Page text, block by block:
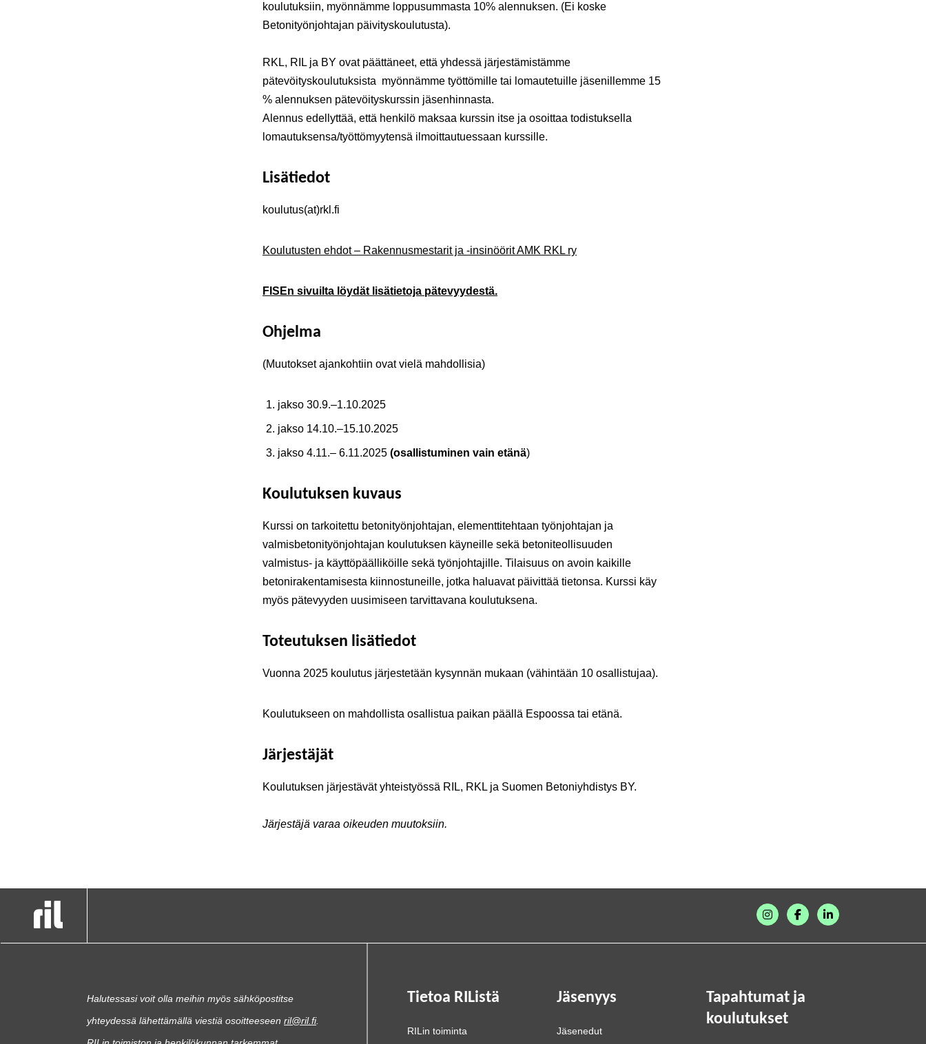
koulutuksiin, myönnämme loppusummasta 10% alennuksen. (Ei koske
Betonityönjohtajan päivityskoulutusta).
RKL, RIL ja BY ovat päättäneet, että yhdessä järjestämistämme
pätevöityskoulutuksista myönnämme työttömille tai lomautetuille jäsenillemme 15
% alennuksen pätevöityskurssin jäsenhinnasta.
Alennus edellyttää, että henkilö maksaa kurssin itse ja osoittaa todistuksella
lomautuksensa/työttömyytensä ilmoittautuessaan kurssille.
Lisätiedot
koulutus(at)rkl.fi
Koulutusten ehdot – Rakennusmestarit ja -insinöörit AMK RKL ry
FISEn sivuilta löydät lisätietoja pätevyydestä.
Ohjelma
(Muutokset ajankohtiin ovat vielä mahdollisia)
jakso 30.9.–1.10.2025
jakso 14.10.–15.10.2025
jakso 4.11.– 6.11.2025(osallistuminen vain etänä)
Koulutuksen kuvaus
Kurssi on tarkoitettu betonityönjohtajan, elementtitehtaan työnjohtajan ja
valmisbetonityönjohtajan koulutuksen käyneille sekä betoniteollisuuden
valmistus- ja käyttöpäälliköille sekä työnjohtajille. Tilaisuus on avoin kaikille
betonirakentamisesta kiinnostuneille, jotka haluavat päivittää tietonsa. Kurssi käy
myös pätevyyden uusimiseen tarvittavana koulutuksena.
Toteutuksen lisätiedot
Vuonna 2025 koulutus järjestetään kysynnän mukaan (vähintään 10 osallistujaa).
Koulutukseen on mahdollista osallistua paikan päällä Espoossa tai etänä.
Järjestäjät
Koulutuksen järjestävät yhteistyössä RIL, RKL ja Suomen Betoniyhdistys BY.
Järjestäjä varaa oikeuden muutoksiin.
Halutessasi voit olla meihin myös sähköpostitse
yhteydessä lähettämällä viestiä osoitteeseen ril@ril.fi.
Tietoa RIListä
RILin toiminta
Jäsenyys
Jäsenedut
Tapahtumat ja
koulutukset